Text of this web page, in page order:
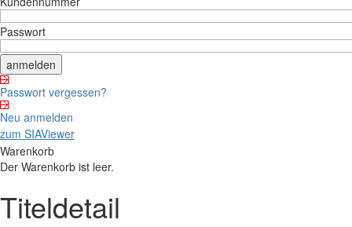
Passwort
Passwort vergessen?
Neu anmelden
zum SIAViewer
Warenkorb
Der Warenkorb ist leer.
Titeldetail